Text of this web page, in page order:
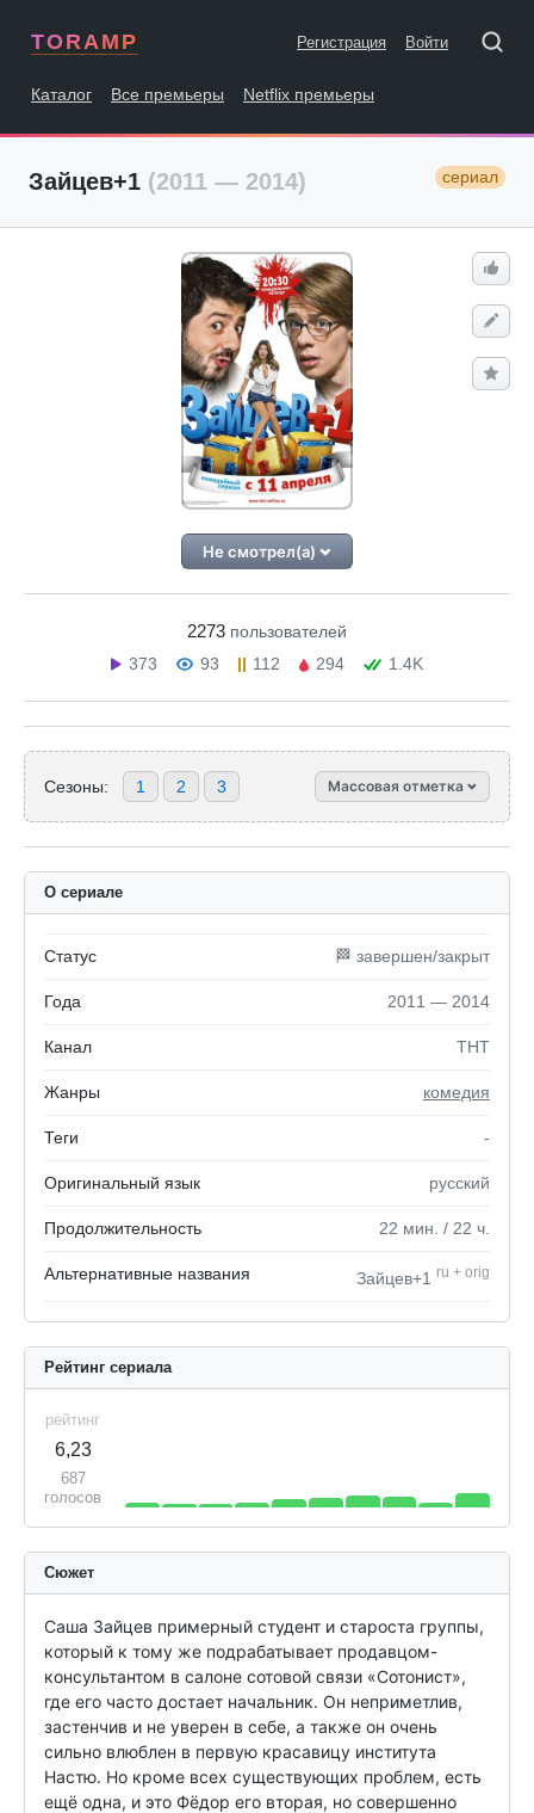
TORAMP Регистрация Войти
Каталог Все премьеры Netflix премьеры
Зайцев+1 (2011 — 2014) сериал
Не смотрел(а)
2273 пользователей
373
93 112 294 1.4K
Сезоны: 1 2 3 Массовая отметка
О сериале
Статус 🏁 завершен/закрыт
Года 2011 — 2014
Канал ТНТ
Жанры комедия
Теги -
Оригинальный язык русский
Продолжительность 22 мин. / 22 ч.
Альтернативные названия Зайцев+1 ru + orig
Рейтинг сериала
рейтинг
6,23
687
голосов
Сюжет
Саша Зайцев примерный студент и староста группы,
который к тому же подрабатывает продавцом-
консультантом в салоне сотовой связи «Сотонист»,
где его часто достает начальник. Он неприметлив,
застенчив и не уверен в себе, а также он очень
сильно влюблен в первую красавицу института
Настю. Но кроме всех существующих проблем, есть
ещё одна, и это Фёдор его вторая, но совершенно